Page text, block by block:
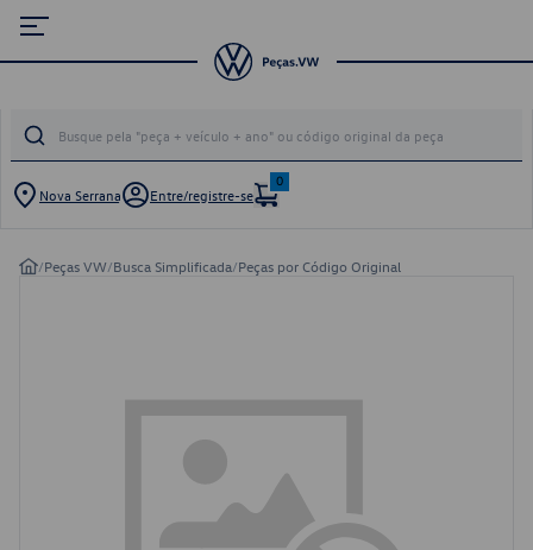
Nova Serrana Entre/registre-se
0
/Peças VW/Busca Simplificada/Peças por Código Original